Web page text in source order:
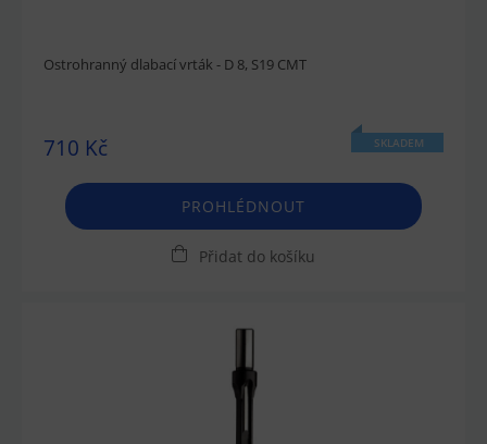
Ostrohranný dlabací vrták - D 8, S19 CMT
710 Kč SKLADEM
PROHLÉDNOUT
Přidat do košíku